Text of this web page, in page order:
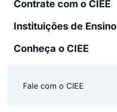
Contrate com o CIEE
Instituições de Ensino
Conheça o CIEE
Fale com o CIEE